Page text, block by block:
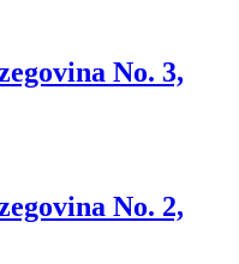
No. 3,
No. 2,